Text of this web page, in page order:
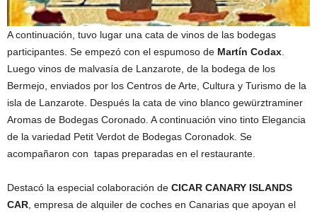
A continuación, tuvo lugar una cata de vinos de las bodegas
participantes. Se empezó con el espumoso de Martín Codax
Luego vinos de malvasía de Lanzarote, de la bodega de los
Bermejo, enviados por los Centros de Arte, Cultura y Turismo de la
isla de Lanzarote. Después la cata de vino blanco gewürztraminer
Aromas de Bodegas Coronado. A continuación vino tinto Elegancia
de la variedad Petit Verdot de Bodegas Coronadok. Se
acompañaron con tapas preparadas en el restaurante.
Destacó la especial colaboración de CICAR CANARY ISLANDS
CAR , empresa de alquiler de coches en Canarias que apoyan el